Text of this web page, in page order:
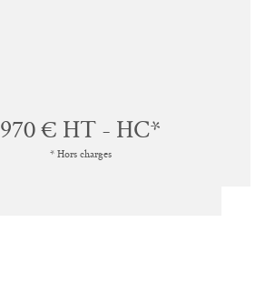
970 € HT - HC*
* Hors charges